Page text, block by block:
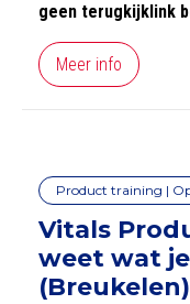
geen terugkijklink
Meer info
Product training |
Vitals
weet wat
(Breukelen)